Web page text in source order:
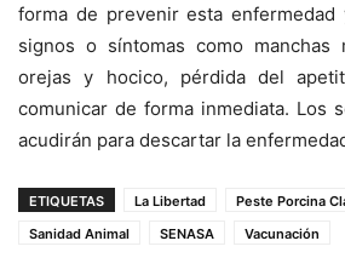
forma de prevenir esta enfermedad
signos o síntomas como manchas
orejas y hocico, pérdida del
comunicar de forma inmediata. Los
acudirán para descartar la
ETIQUETAS La Libertad
Peste Porcina
Sanidad Animal
SENASA Vacunación